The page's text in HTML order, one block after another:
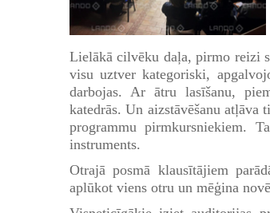
Lielākā cilvēku daļa, pirmo reizi
visu uztver kategoriski,
darbojas. Ar ātru lasīšanu,
katedrās. Un aizstāvēšanu atļāva
programmu pirmkursniekiem.
instruments.
Otrajā posmā klausītājiem
aplūkot viens otru un mēģina